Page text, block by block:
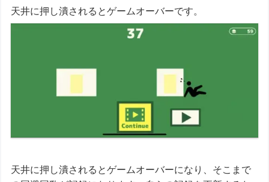
天井に押し潰されるとゲームオーバーです。
天井に押し潰されるとゲームオーバーになり、そこまで